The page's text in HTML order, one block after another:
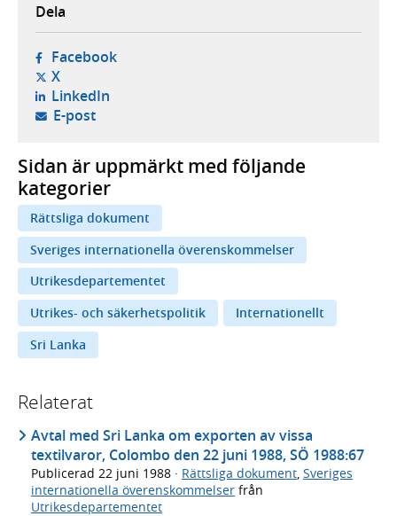
Dela
Facebook- öppnas i ny flik, extern webbplats,
X- öppnas i ny flik, extern webbplats,
LinkedIn- öppnas i ny flik, extern webbplats,
E-post- öppnar din e-postklient,
Sidan är uppmärkt med följande
kategorier
Rättsliga dokument
Sveriges internationella överenskommelser
Utrikesdepartementet
Utrikes- och säkerhetspolitik
Internationellt
Sri Lanka
Relaterat
Avtal med Sri Lanka om exporten av vissa
textilvaror, Colombo den 22 juni 1988, SÖ 1988:67
Publicerad 22 juni 1988 · Rättsliga dokument Sveriges
internationella överenskommelser från
Utrikesdepartementet